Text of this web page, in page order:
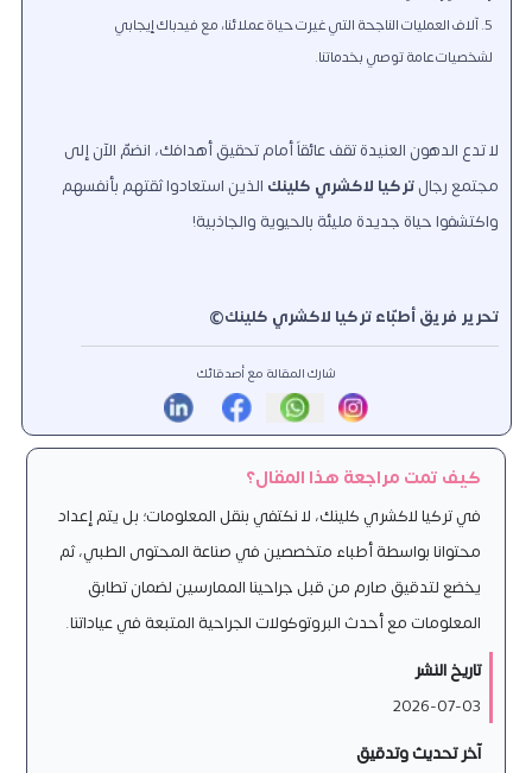
آلاف العمليات الناجحة التي غيرت حياة عملائنا، مع فيدباك إيجابي
لشخصيات عامة توصي بخدماتنا.
لا تدع الدهون العنيدة تقف عائقاً أمام تحقيق أهدافك، انضمّ الآن إلى
مجتمع رجالتركيا لاكشري كلينك الذين استعادوا ثقتهم بأنفسهم
واكتشفوا حياة جديدة مليئة بالحيوية والجاذبية!
تحرير فريق أطبّاء تركيا لاكشري كلينك©
شارك المقالة مع أصدقائك
كيف تمت مراجعة هذا المقال؟
في تركيا لاكشري كلينك، لا نكتفي بنقل المعلومات؛ بل يتم إعداد
محتوانا بواسطة أطباء متخصصين في صناعة المحتوى الطبي، ثم
يخضع لتدقيق صارم من قبل جراحينا الممارسين لضمان تطابق
المعلومات مع أحدث البروتوكولات الجراحية المتبعة في عياداتنا.
تاريخ النشر
2026-07-03
آخر تحديث وتدقيق